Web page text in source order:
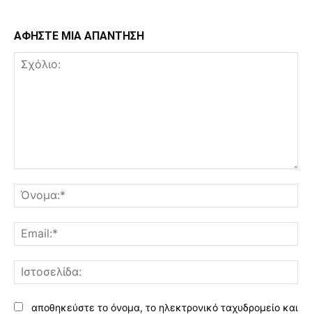
ΑΦΗΣΤΕ ΜΙΑ ΑΠΑΝΤΗΣΗ
αποθηκεύστε το όνομα, το ηλεκτρονικό ταχυδρομείο και